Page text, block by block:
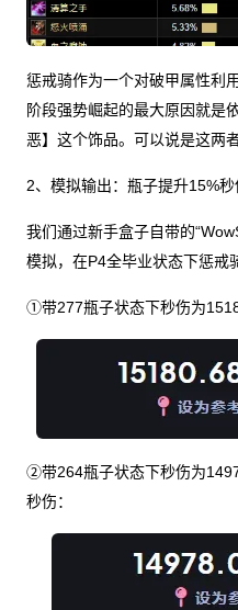
惩戒骑作为一个对破甲属性利
阶段强势崛起的最大原因就是
恶】这个饰品。可以说是这两
2、模拟输出：瓶子提升15%
我们通过新手盒子自带的
模拟，在P4全毕业状态下惩戒
①带277瓶子状态下秒伤为
②带264瓶子状态下秒伤为
秒伤：